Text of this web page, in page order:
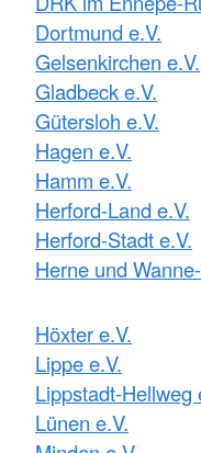
Dortmund e.V.
Gelsenkirchen e.V.
Gladbeck e.V.
Gütersloh e.V.
Hagen e.V.
Hamm e.V.
Herford-Land e.V.
Herford-Stadt e.V.
Herne und
Höxter e.V.
Lippe e.V.
Lippstadt-Hellweg
Lünen e.V.